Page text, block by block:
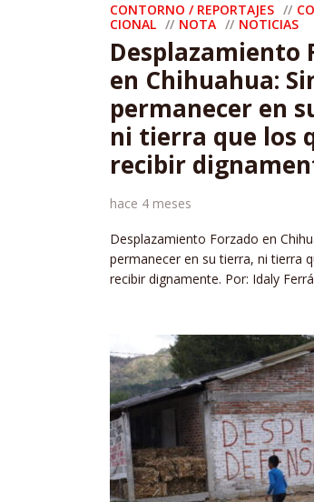
CONTORNO / REPORTAJES
CIONAL
NOTA NOTICIAS
Desplazamiento
en Chihuahua:
permanecer en
ni tierra que los
recibir
hace 4 meses
Desplazamiento Forzado en
permanecer en su tierra, ni tierra
recibir dignamente. Por: Idaly